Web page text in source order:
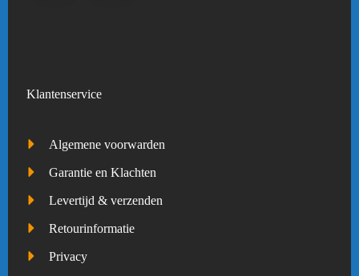
Klantenservice
Algemene voorwarden
Garantie en Klachten
Levertijd & verzenden
Retourinformatie
Privacy